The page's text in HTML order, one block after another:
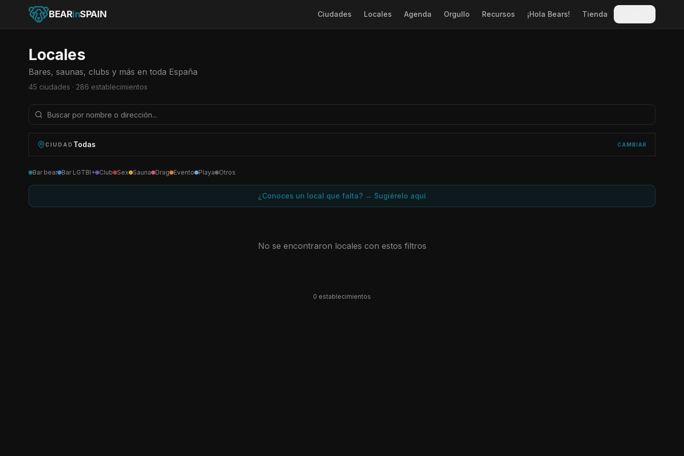
BEARinSPAIN Ciudades Locales Agenda Orgullo Recursos ¡Hola Bears! Tienda
Locales
Bares, saunas, clubs y más en toda España
45 ciudades · 286 establecimientos
CIUDAD Todas CAMBIAR
Bar bear Bar LGTBI+ Club Sex Sauna Drag Evento Playa Otros
¿Conoces un local que falta? → Sugiérelo aquí
No se encontraron locales con estos filtros
0 establecimientos